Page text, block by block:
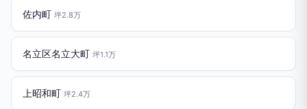
佐内町 坪2.8万
名立区名立大町 坪1.1万
上昭和町 坪2.4万